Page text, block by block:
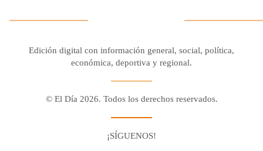
Edición digital con información general, social, política,
económica, deportiva y regional.
© El Día 2026. Todos los derechos reservados.
¡SÍGUENOS!